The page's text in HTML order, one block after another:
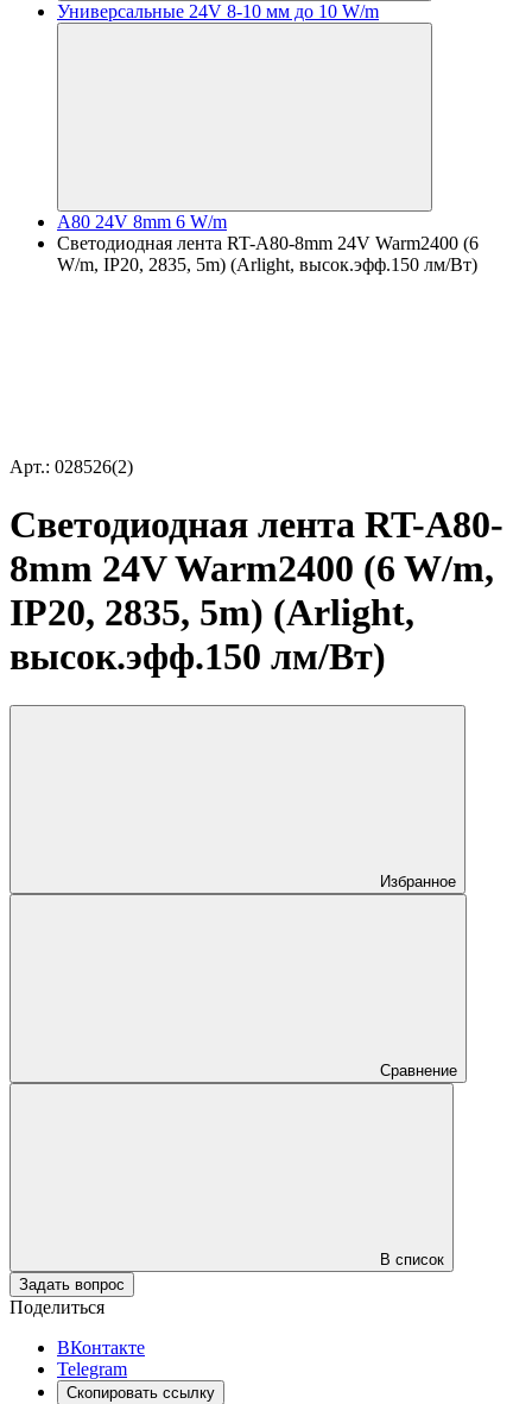
Универсальные 24V 8-10 мм до 10 W/m
A80 24V 8mm 6 W/m
Светодиодная лента RT-A80-8mm 24V Warm2400 (6
W/m, IP20, 2835, 5m) (Arlight, высок.эфф.150 лм/Вт)
Арт.: 028526(2)
Светодиодная лента RT-A80-
8mm 24V Warm2400 (6 W/m,
IP20, 2835, 5m) (Arlight,
высок.эфф.150 лм/Вт)
Избранное
Сравнение
В список
Задать вопрос
Поделиться
ВКонтакте
Telegram
Скопировать ссылку